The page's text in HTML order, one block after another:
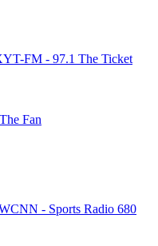
FM - 97.1 The Ticket
Fan
- Sports Radio 680